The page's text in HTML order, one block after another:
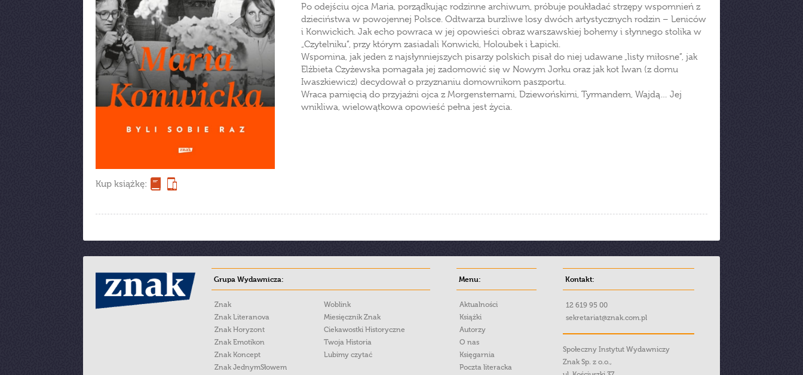
Kup książkę:
Po odejściu ojca Maria, porządkując rodzinne archiwum, próbuje poukładać strzępy wspomnień z
dzieciństwa w powojennej Polsce. Odtwarza burzliwe losy dwóch artystycznych rodzin – Leniców
i Konwickich. Jak echo powraca w jej opowieści obraz warszawskiej bohemy i słynnego stolika w
„Czytelniku”, przy którym zasiadali Konwicki, Holoubek i Łapicki.
Wspomina, jak jeden z najsłynniejszych pisarzy polskich pisał do niej udawane „listy miłosne”, jak
Elżbieta Czyżewska pomagała jej zadomowić się w Nowym Jorku oraz jak kot Iwan (z domu
Iwaszkiewicz) decydował o przyznaniu domownikom paszportu.
Wraca pamięcią do przyjaźni ojca z Morgensternami, Dziewońskimi, Tyrmandem, Wajdą… Jej
wnikliwa, wielowątkowa opowieść pełna jest życia.
Grupa Wydawnicza:
Znak
Znak Literanova
Znak Horyzont
Znak Emotikon
Znak Koncept
Znak JednymSłowem
Woblink
Miesięcznik Znak
Ciekawostki Historyczne
Twoja Historia
Lubimy czytać
Menu:
Aktualności
Książki
Autorzy
O nas
Księgarnia
Poczta literacka
Kontakt:
12 619 95 00
sekretariat@znak.com.pl
Społeczny Instytut Wydawniczy
Znak Sp. z o.o.,